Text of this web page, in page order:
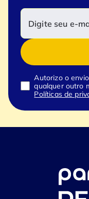
Autorizo o
qualquer outro
Políticas de